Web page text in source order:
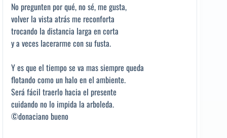
No pregunten por qué, no sé, me gusta,
volver la vista atrás me reconforta
trocando la distancia larga en corta
y a veces lacerarme con su fusta.
Y es que el tiempo se va mas siempre queda
flotando como un halo en el ambiente.
Será fácil traerlo hacia el presente
cuidando no lo impida la arboleda.
©donaciano bueno